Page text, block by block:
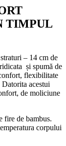
TIMPUL
– 14 cm de
și spumă de
flexibilitate
acestui
de moliciune
fire de bambus.
corpului